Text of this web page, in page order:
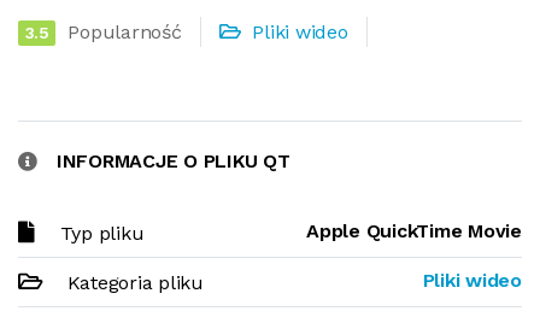
3.5 Popularność Pliki wideo
INFORMACJE O PLIKU QT
Typ pliku Apple QuickTime Movie
Kategoria pliku Pliki wideo